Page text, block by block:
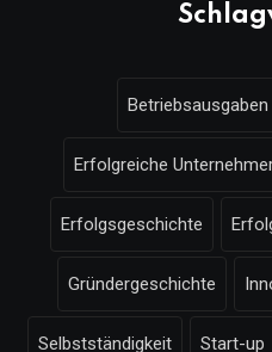
Betriebsausgaben
Erfolgreiche
Erfolgsgeschichte
Gründergeschichte
Selbstständigkeit Start-up